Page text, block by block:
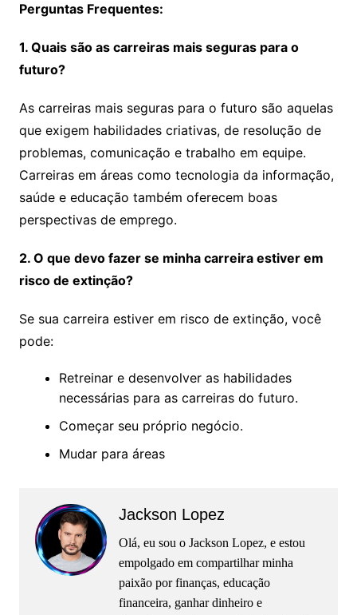
Perguntas Frequentes:
1. Quais são as carreiras mais seguras para o
futuro?
As carreiras mais seguras para o futuro são aquelas
que exigem habilidades criativas, de resolução de
problemas, comunicação e trabalho em equipe.
Carreiras em áreas como tecnologia da informação,
saúde e educação também oferecem boas
perspectivas de emprego.
2. O que devo fazer se minha carreira estiver em
risco de extinção?
Se sua carreira estiver em risco de extinção, você
pode:
Retreinar e desenvolver as habilidades
necessárias para as carreiras do futuro.
Começar seu próprio negócio.
Mudar para áreas
Jackson Lopez
Olá, eu sou o Jackson Lopez, e estou
empolgado em compartilhar minha
paixão por finanças, educação
financeira, ganhar dinheiro e